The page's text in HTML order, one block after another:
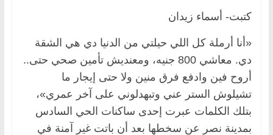
كتبت- أسماء زيدان
«أنا أرملة كل اللي حيلتي من الدنيا دي هي الشقة
دي. معاشي 800 جنيه، ومعنديش تأمين صحي حتى..
أروح فين وادفع فرق منين ولا حتى إيجار ما
تشيلوش الستر عني وتبهدلوني على آخر عمري»،
بتلك الكلمات عبرت إحدى ساكنات الحي السادس
بمدينة نصر عن سخطها بعد أن باتت غير آمنة في